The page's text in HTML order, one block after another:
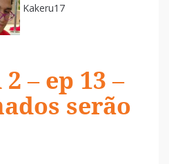
Kakeru17
– ep 13 –
serão